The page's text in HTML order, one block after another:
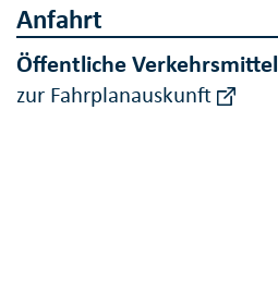
Anfahrt
Öffentliche Verkehrsmittel
zur Fahrplanauskunft